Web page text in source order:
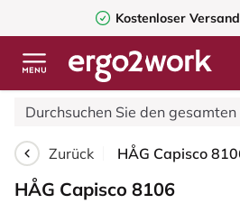
Kostenloser Versand
Zurück
HÅG Capisco 8106